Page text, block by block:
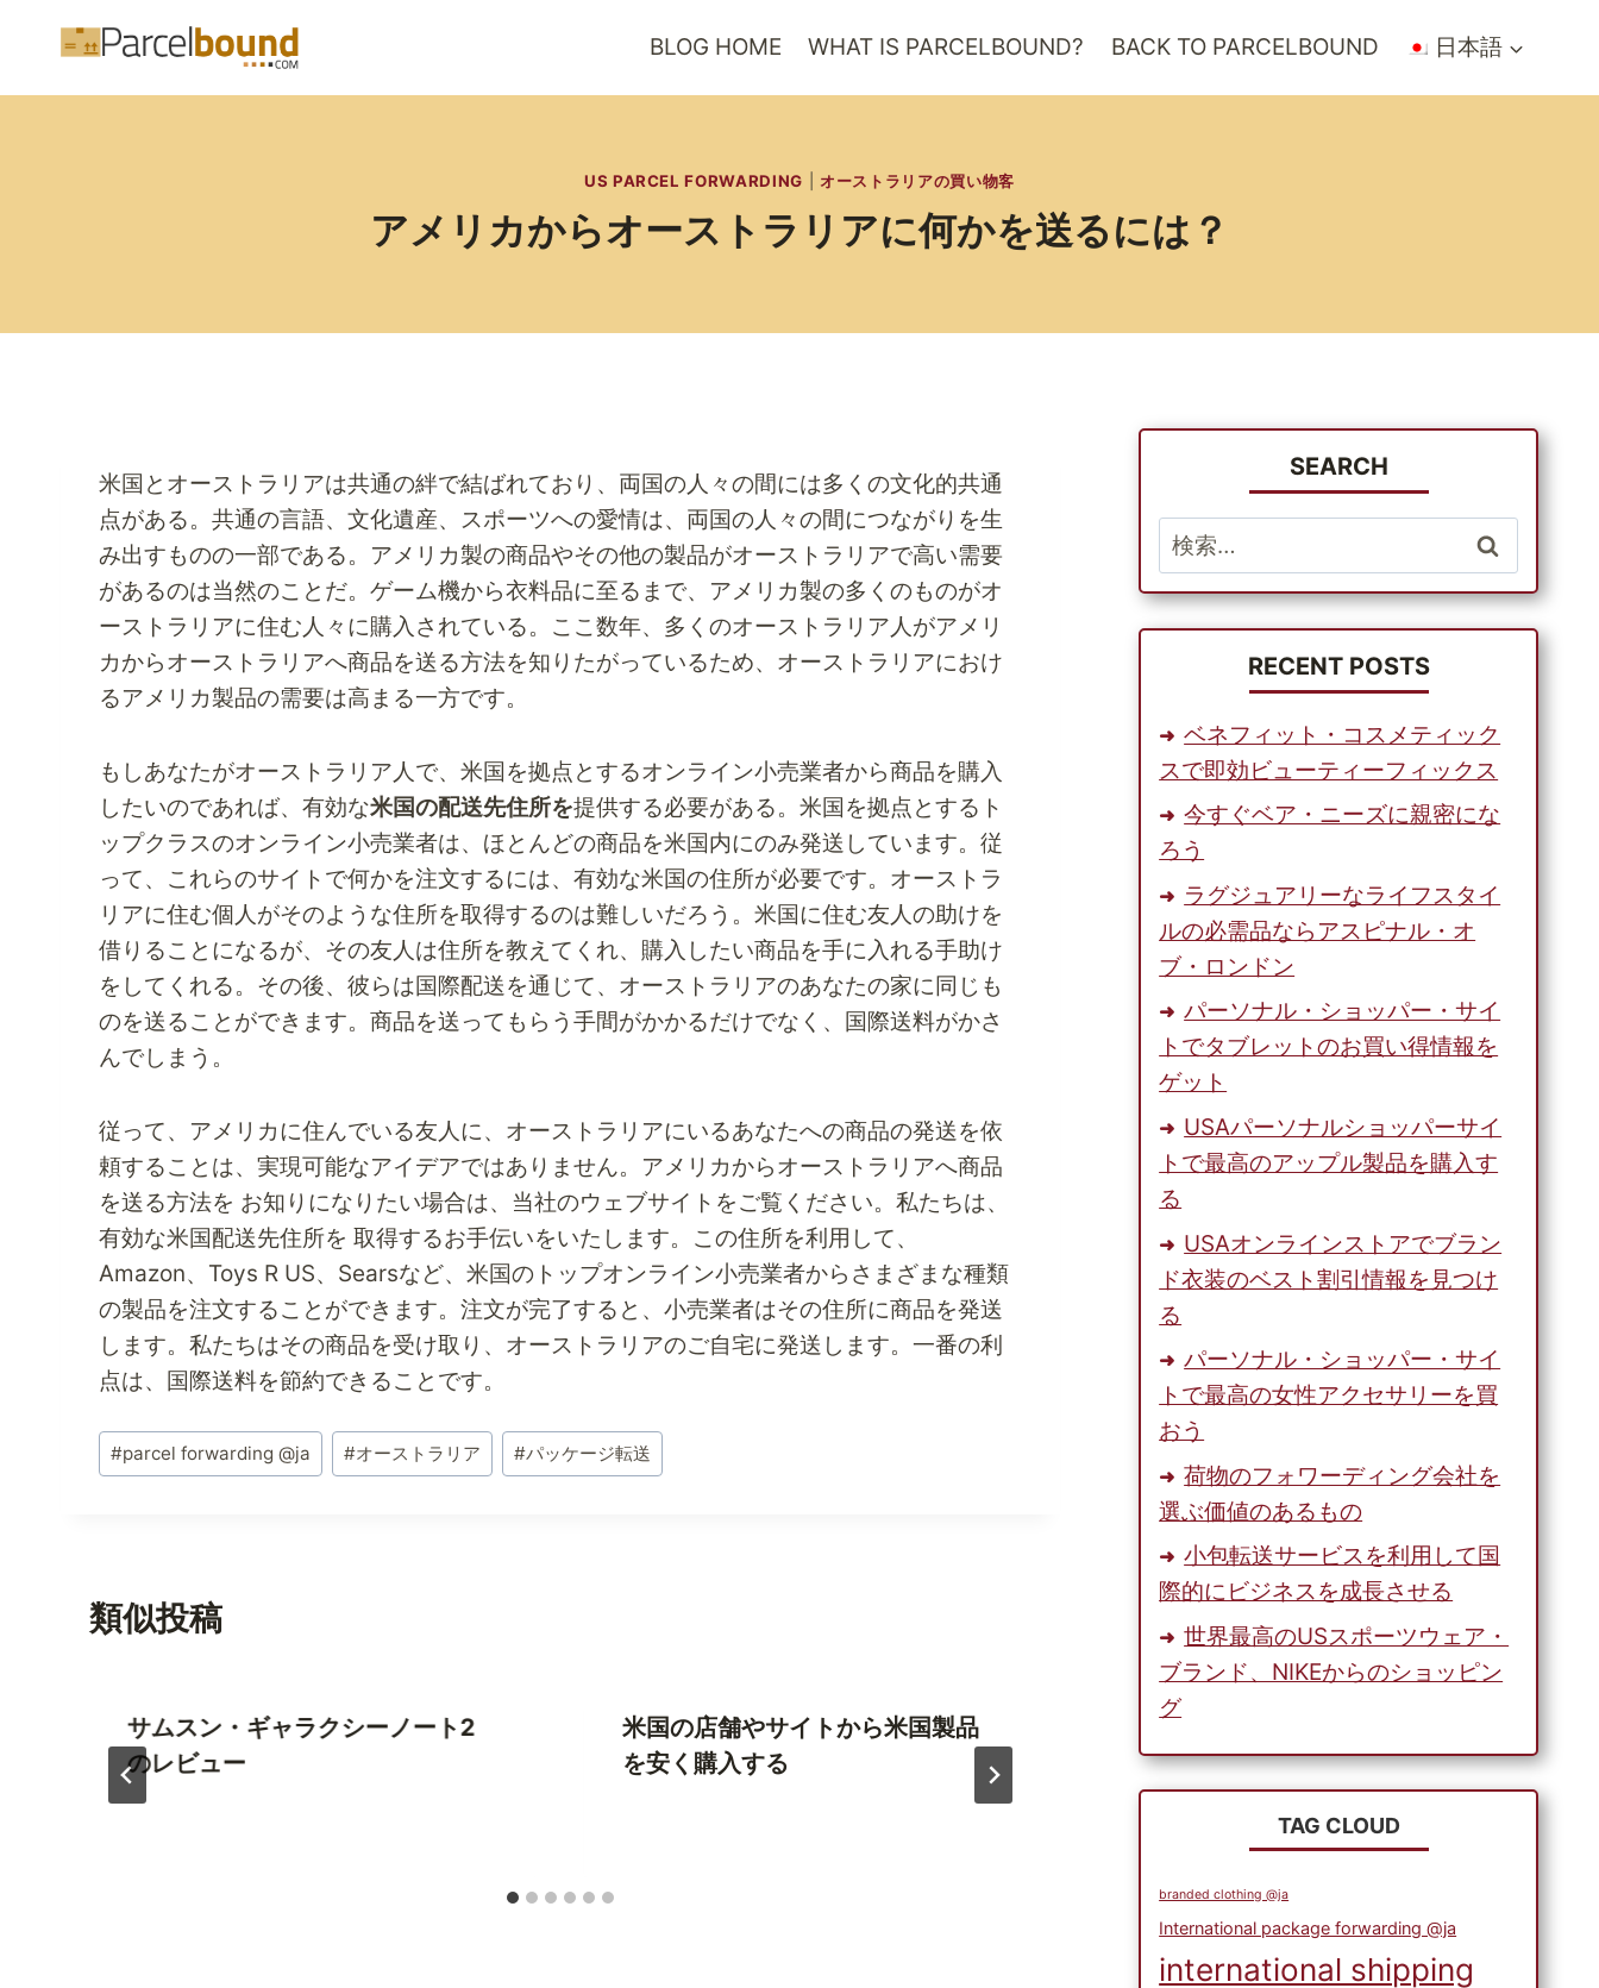
BLOG HOME WHAT IS PARCELBOUND? BACK TO PARCELBOUND 日本語
US PARCEL FORWARDING オーストラリアの買い物客
アメリカからオーストラリアに何かを送るには？
米国とオーストラリアは共通の絆で結ばれており、両国の人々の間には多くの文化的共通
点がある。共通の言語、文化遺産、スポーツへの愛情は、両国の人々の間につながりを生
み出すものの一部である。アメリカ製の商品やその他の製品がオーストラリアで高い需要
があるのは当然のことだ。ゲーム機から衣料品に至るまで、アメリカ製の多くのものがオ
ーストラリアに住む人々に購入されている。ここ数年、多くのオーストラリア人がアメリ
カからオーストラリアへ商品を送る方法を知りたがっているため、オーストラリアにおけ
るアメリカ製品の需要は高まる一方です。
もしあなたがオーストラリア人で、米国を拠点とするオンライン小売業者から商品を購入
したいのであれば、有効な米国の配送先住所を提供する必要がある。米国を拠点とするト
ップクラスのオンライン小売業者は、ほとんどの商品を米国内にのみ発送しています。従
って、これらのサイトで何かを注文するには、有効な米国の住所が必要です。オーストラ
リアに住む個人がそのような住所を取得するのは難しいだろう。米国に住む友人の助けを
借りることになるが、その友人は住所を教えてくれ、購入したい商品を手に入れる手助け
をしてくれる。その後、彼らは国際配送を通じて、オーストラリアのあなたの家に同じも
のを送ることができます。商品を送ってもらう手間がかかるだけでなく、国際送料がかさ
んでしまう。
従って、アメリカに住んでいる友人に、オーストラリアにいるあなたへの商品の発送を依
頼することは、実現可能なアイデアではありません。 アメリカからオーストラリアへ商品
を送る方法を お知りになりたい場合は、当社のウェブサイトをご覧ください。私たちは、
有効な米国配送先住所を 取得するお手伝いをいたします。この住所を利用して、
Amazon、Toys R US、Searsなど、米国のトップオンライン小売業者からさまざまな種類
の製品を注文することができます。注文が完了すると、小売業者はその住所に商品を発送
します。私たちはその商品を受け取り、オーストラリアのご自宅に発送します。一番の利
点は、国際送料を節約できることです。
投
稿
#parcel forwarding @ja #オーストラリア #パッケージ転送
類似投稿
サムスン・ギャラクシーノート2
のレビュー
米国の店舗やサイトから米国製品
を安く購入する
Ebayで最も売れているレトロ家具
であなたの家を飾る
SEARCH
検
索:
RECENT POSTS
ベネフィット・コスメティック
スで即効ビューティーフィックス
今すぐベア・ニーズに親密にな
ろう
ラグジュアリーなライフスタイ
ルの必需品ならアスピナル・オ
ブ・ロンドン
パーソナル・ショッパー・サイ
トでタブレットのお買い得情報を
ゲット
USAパーソナルショッパーサイ
トで最高のアップル製品を購入す
る
USAオンラインストアでブラン
ド衣装のベスト割引情報を見つけ
る
パーソナル・ショッパー・サイ
トで最高の女性アクセサリーを買
おう
荷物のフォワーディング会社を
選ぶ価値のあるもの
小包転送サービスを利用して国
際的にビジネスを成長させる
世界最高のUSスポーツウェア・
ブランド、NIKEからのショッピン
グ
TAG CLOUD
branded clothing @ja
International package forwarding @ja
international shipping